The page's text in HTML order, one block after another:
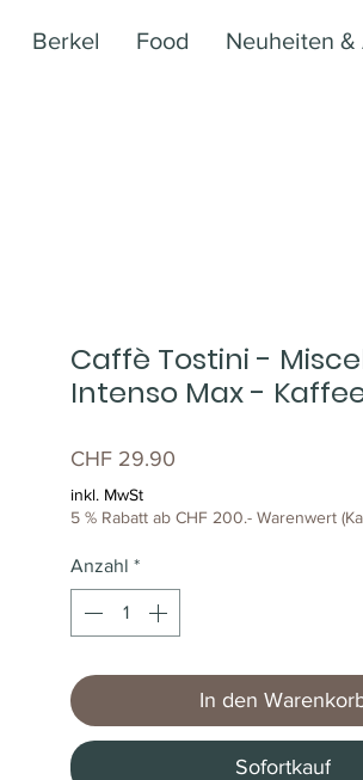
Berkel Food Neuheiten &
Caffè Tostini -
Intenso Max -
CHF 29.90
inkl. MwSt
5 % Rabatt ab CHF 200.- Warenwert
Anzahl *
In den
Sofortkauf